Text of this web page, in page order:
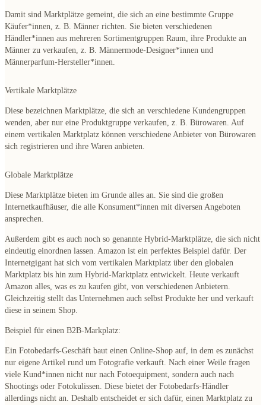
Damit sind Marktplätze gemeint, die sich an eine bestimmte Gruppe
Käufer*innen, z. B. Männer richten. Sie bieten verschiedenen
Händler*innen aus mehreren Sortimentgruppen Raum, ihre Produkte an
Männer zu verkaufen, z. B. Männermode-Designer*innen und
Männerparfum-Hersteller*innen.
Vertikale Marktplätze
Diese bezeichnen Marktplätze, die sich an verschiedene Kundengruppen
wenden, aber nur eine Produktgruppe verkaufen, z. B. Bürowaren. Auf
einem vertikalen Marktplatz können verschiedene Anbieter von Bürowaren
sich registrieren und ihre Waren anbieten.
Globale Marktplätze
Diese Marktplätze bieten im Grunde alles an. Sie sind die großen
Internetkaufhäuser, die alle Konsument*innen mit diversen Angeboten
ansprechen.
Außerdem gibt es auch noch so genannte Hybrid-Marktplätze, die sich nicht
eindeutig einordnen lassen. Amazon ist ein perfektes Beispiel dafür. Der
Internetgigant hat sich vom vertikalen Marktplatz über den globalen
Marktplatz bis hin zum Hybrid-Marktplatz entwickelt. Heute verkauft
Amazon alles, was es zu kaufen gibt, von verschiedenen Anbietern.
Gleichzeitig stellt das Unternehmen auch selbst Produkte her und verkauft
diese in seinem Shop.
Beispiel für einen B2B-Markplatz:
Ein Fotobedarfs-Geschäft baut einen Online-Shop auf, in dem es zunächst
nur eigene Artikel rund um Fotografie verkauft. Nach einer Weile fragen
viele Kund*innen nicht nur nach Fotoequipment, sondern auch nach
Shootings oder Fotokulissen. Diese bietet der Fotobedarfs-Händler
allerdings nicht an. Deshalb entscheidet er sich dafür, einen Marktplatz zu